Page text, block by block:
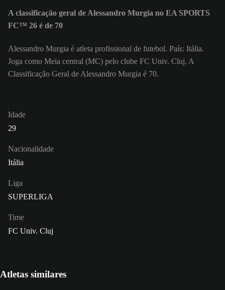
A classificação geral de Alessandro Murgia no EA SPORTS
FC™ 26 é de 70
Alessandro Murgia é atleta profissional de futebol. País: Itália.
Joga como Meia central (MC) pelo clube FC Univ. Cluj. A
Classificação Geral de Alessandro Murgia é 70.
Idade
29
Nacionalidade
Itália
Liga
SUPERLIGA
Time
FC Univ. Cluj
Atletas similares